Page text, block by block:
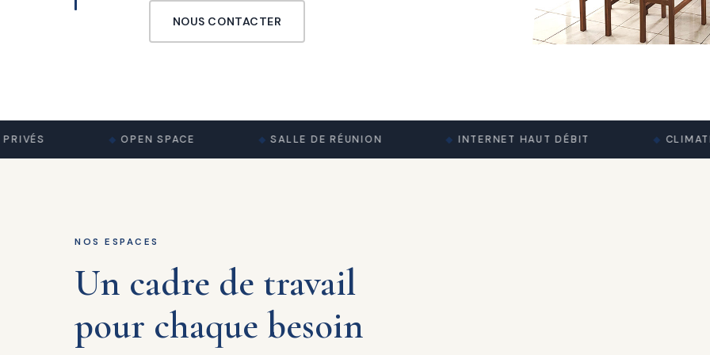
NOUS CONTACTER
OPEN SPACE SALLE DE RÉUNION INTERNET HAUT DÉBIT
NOS ESPACES
Un cadre de travail
pour chaque besoin